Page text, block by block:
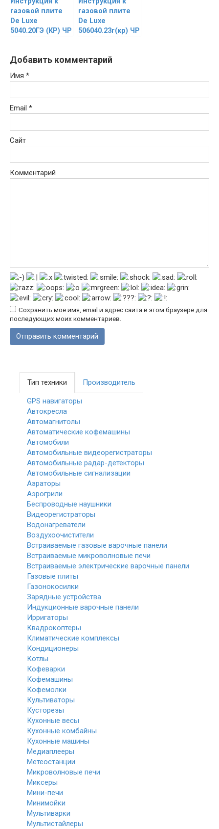
газовой плите
De Luxe
5040.20ГЭ (КР) ЧР
газовой плите
De Luxe
506040.23г(кр) ЧР
Добавить комментарий
Имя *
Email *
Сайт
Комментарий
Сохранить моё имя, email и адрес сайта в этом браузере для
последующих моих комментариев.
Тип техники Производитель
GPS навигаторы
Автокресла
Автомагнитолы
Автоматические кофемашины
Автомобили
Автомобильные видеорегистраторы
Автомобильные радар-детекторы
Автомобильные сигнализации
Аэраторы
Аэрогрили
Беспроводные наушники
Видеорегистраторы
Водонагреватели
Воздухоочистители
Встраиваемые газовые варочные панели
Встраиваемые микроволновые печи
Встраиваемые электрические варочные панели
Газовые плиты
Газонокосилки
Зарядные устройства
Индукционные варочные панели
Ирригаторы
Квадрокоптеры
Климатические комплексы
Кондиционеры
Котлы
Кофеварки
Кофемашины
Кофемолки
Культиваторы
Кусторезы
Кухонные весы
Кухонные комбайны
Кухонные машины
Медиаплееры
Метеостанции
Микроволновые печи
Миксеры
Мини-печи
Минимойки
Мультиварки
Мультистайлеры